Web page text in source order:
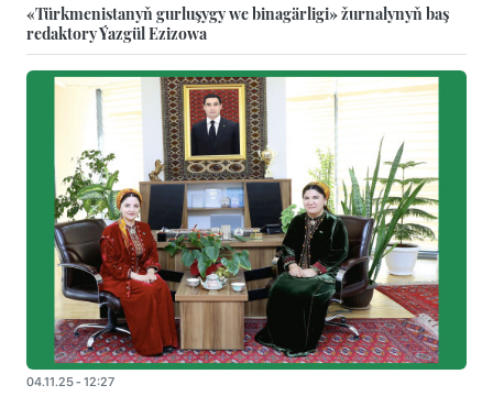
«Türkmenistanyň gurluşygy we binagärligi» žurnalynyň baş
redaktory Ýazgül Ezizowa
04.11.25 - 12:27